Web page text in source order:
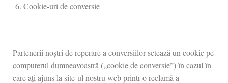
Cookie-uri de conversie
Partenerii noștri de reperare a conversiilor setează un cookie pe
computerul dumneavoastră („cookie de conversie”) în cazul în
care ați ajuns la site-ul nostru web printr-o reclamă a